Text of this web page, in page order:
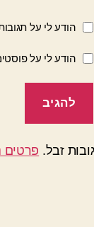
הודע לי על
הודע לי על
פרטים